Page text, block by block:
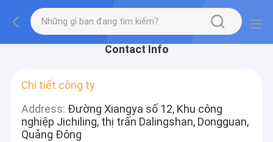
Contact Info
Chi tiết công ty
Address: Đường Xiangya số 12, Khu công
nghiệp Jichiling, thị trấn Dalingshan, Dongguan,
Quảng Đông